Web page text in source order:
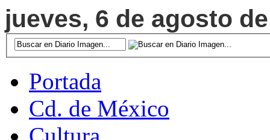
jueves, 6 de agosto
Portada
Cd. de México